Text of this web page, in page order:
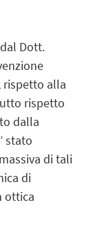
Dott.
rispetto alla
rispetto
dalla
stato
di tali
di
ottica